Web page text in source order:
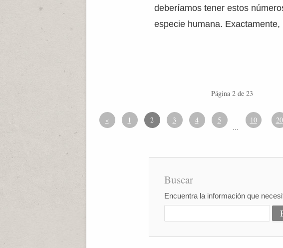
deberíamos tener estos
especie humana.
Página 2 de 23
« 1 2 3 4 5
...
10 20
Buscar
Encuentra la información que